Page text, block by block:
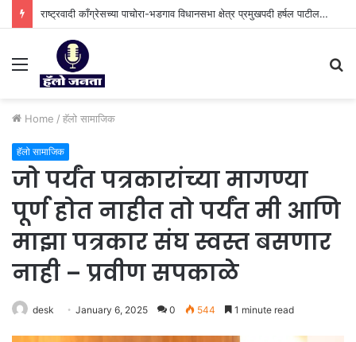
राष्ट्रवादी काँग्रेसच्या पाचोरा-भडगाव विधानसभा क्षेत्र प्रमुखपदी हर्षल पाटील यांची नियुक्ती.
Menu
Home / हॅलो सामाजिक
हॅलो सामाजिक
जो पर्यंत पत्रकारांच्या मागण्या
पूर्ण होत नाहीत तो पर्यंत मी आणि
माझा पत्रकार संघ स्वस्त बसणार
नाही – प्रवीण सपकाळे
desk January 6, 2025 0 544 1 minute read